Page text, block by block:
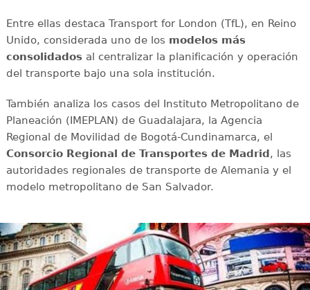
Entre ellas destaca Transport for London (TfL), en Reino
Unido, considerada uno de los modelos más
consolidadosal centralizar la planificación y operación
del transporte bajo una sola institución.
También analiza los casos del Instituto Metropolitano de
Planeación (IMEPLAN) de Guadalajara, la Agencia
Regional de Movilidad de Bogotá-Cundinamarca, el
Consorcio Regional de Transportes de Madrid, las
autoridades regionales de transporte de Alemania y el
modelo metropolitano de San Salvador.